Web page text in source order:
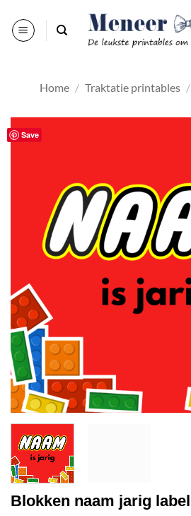
naar
inhoud
Home / Traktatie printables /
Save
Blokken naam jarig label